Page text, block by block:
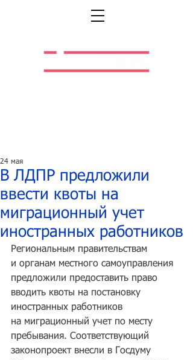
В ЛДПР предложили
ввести квоты на
миграционный учет
иностранных работников
24 мая
Региональным правительствам
и органам местного самоуправления
предложили предоставить право
вводить квоты на постановку
иностранных работников
на миграционный учет по месту
пребывания. Соответствующий
законопроект внесли в Госдуму